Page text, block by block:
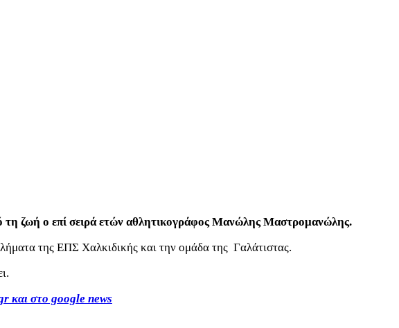
τη ζωή ο επί σειρά ετών αθλητικογράφος Μανώλης Μαστρομανώλης.
της ΕΠΣ Χαλκιδικής και την ομάδα της Γαλάτιστας.
και στο google news